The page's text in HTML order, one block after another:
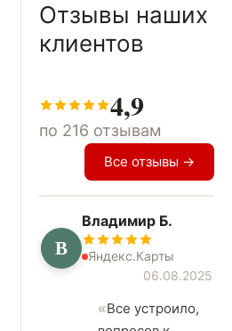
Отзывы наших
клиентов
4,9
по 216 отзывам
Все отзывы →
В
Владимир Б.
Яндекс.Карты
06.08.2025
Все устроило,